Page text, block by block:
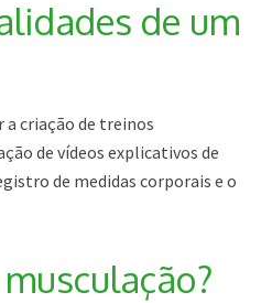
de um
a criação de treinos
de vídeos explicativos de
de medidas corporais e o